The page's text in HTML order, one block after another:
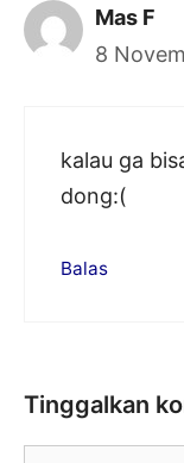
Mas F
8
kalau ga
dong:(
Balas
Tinggalkan